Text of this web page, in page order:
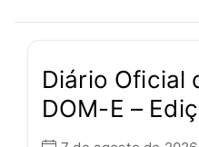
Diário Oficial
DOM-E –